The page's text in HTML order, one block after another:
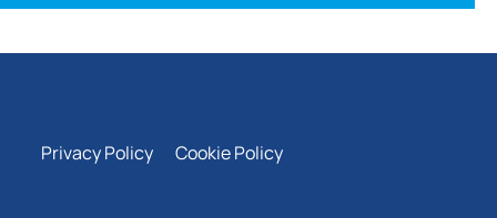
Privacy Policy Cookie Policy